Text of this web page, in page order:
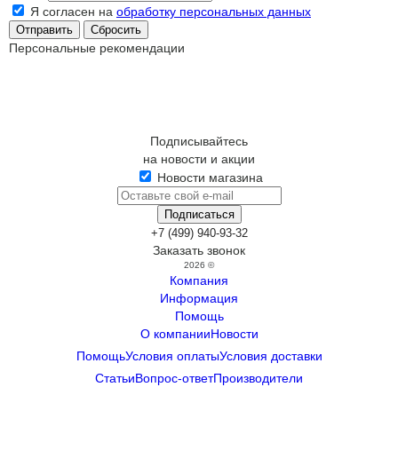
Я согласен на обработку персональных данных
Сбросить
Персональные рекомендации
Подписывайтесь
на новости и акции
Новости магазина
+7 (499) 940-93-32
Заказать звонок
2026 ©
Компания
Информация
Помощь
О компанииНовости
ПомощьУсловия оплатыУсловия доставки
СтатьиВопрос-ответПроизводители